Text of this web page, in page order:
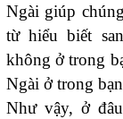
Ngài giúp
từ hiểu biết
không ở trong
Ngài ở trong
Như vậy, ở